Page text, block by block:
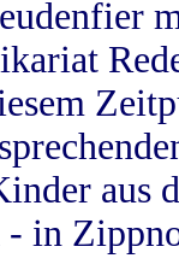
aus
in